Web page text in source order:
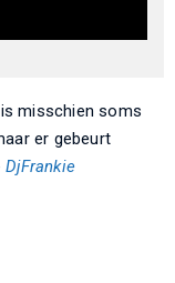
misschien soms
er gebeurt
DjFrankie